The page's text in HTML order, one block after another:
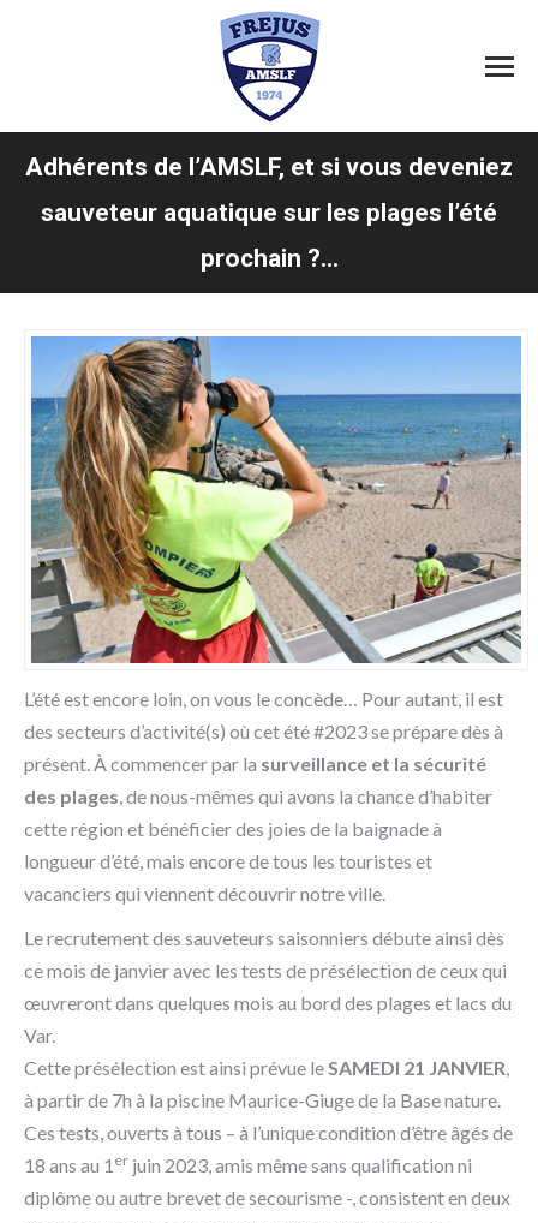
Adhérents de l’AMSLF, et si vous deveniez
sauveteur aquatique sur les plages l’été
prochain ?...
Vous êtes ici :
L’été est encore loin, on vous le concède… Pour autant, il est
des secteurs d’activité(s) où cet été #2023 se prépare dès à
présent. À commencer par la surveillance et la sécurité
des plages, de nous-mêmes qui avons la chance d’habiter
cette région et bénéficier des joies de la baignade à
longueur d’été, mais encore de tous les touristes et
vacanciers qui viennent découvrir notre ville.
Le recrutement des sauveteurs saisonniers débute ainsi dès
ce mois de janvier avec les tests de présélection de ceux qui
œuvreront dans quelques mois au bord des plages et lacs du
Var.
Cette présélection est ainsi prévue leSAMEDI 21 JANVIER,
à partir de 7h à la piscine Maurice-Giuge de la Base nature.
Ces tests, ouverts à tous – à l’unique condition d’être âgés de
18 ans au 1 er juin 2023, amis même sans qualification ni
diplôme ou autre brevet de secourisme -, consistent en deux